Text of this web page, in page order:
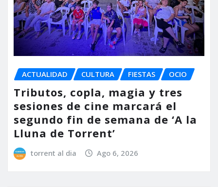
ACTUALIDAD CULTURA FIESTAS OCIO
Tributos, copla, magia y tres
sesiones de cine marcará el
segundo fin de semana de ‘A la
Lluna de Torrent’
torrent al dia Ago 6, 2026